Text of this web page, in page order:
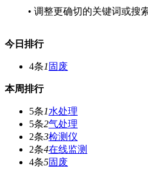
• 调整更确切的关键词或搜
今日排行
4条1 固废
本周排行
5条1水处理
5条2气处理
2条3检测仪
2条4在线监测
4条5固废